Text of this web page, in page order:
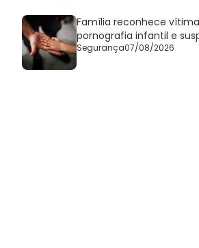
Família reconhece
pornografia infantil e
Segurança07/08/2026